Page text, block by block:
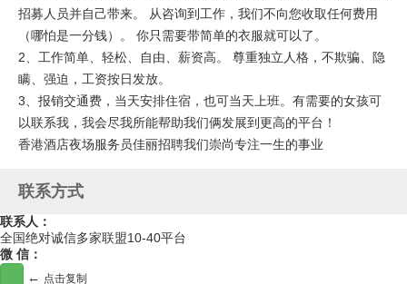
招募人员并自己带来。 从咨询到工作，我们不向您收取任何费用
（哪怕是一分钱）。 你只需要带简单的衣服就可以了。
2、工作简单、轻松、自由、薪资高。 尊重独立人格，不欺骗、隐
瞒、强迫，工资按日发放。
3、报销交通费，当天安排住宿，也可当天上班。有需要的女孩可
以联系我，我会尽我所能帮助我们俩发展到更高的平台！
香港酒店夜场服务员佳丽招聘我们崇尚专注一生的事业
联系方式
联系人：
全国绝对诚信多家联盟10-40平台
微 信：
←
点击复制